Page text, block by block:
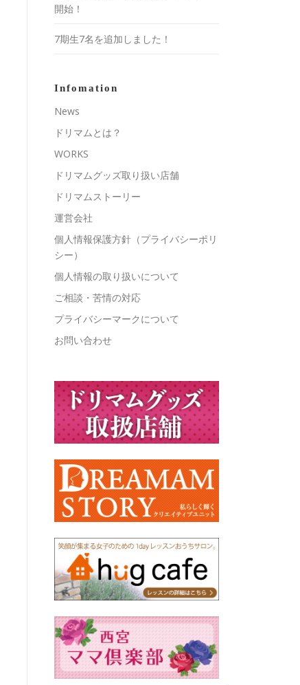
開始！
7期生7名を追加しました！
Infomation
News
ドリマムとは？
WORKS
ドリマムグッズ取り扱い店舗
ドリマムストーリー
運営会社
個人情報保護方針（プライバシーポリ
シー）
個人情報の取り扱いについて
ご相談・苦情の対応
プライバシーマークについて
お問い合わせ